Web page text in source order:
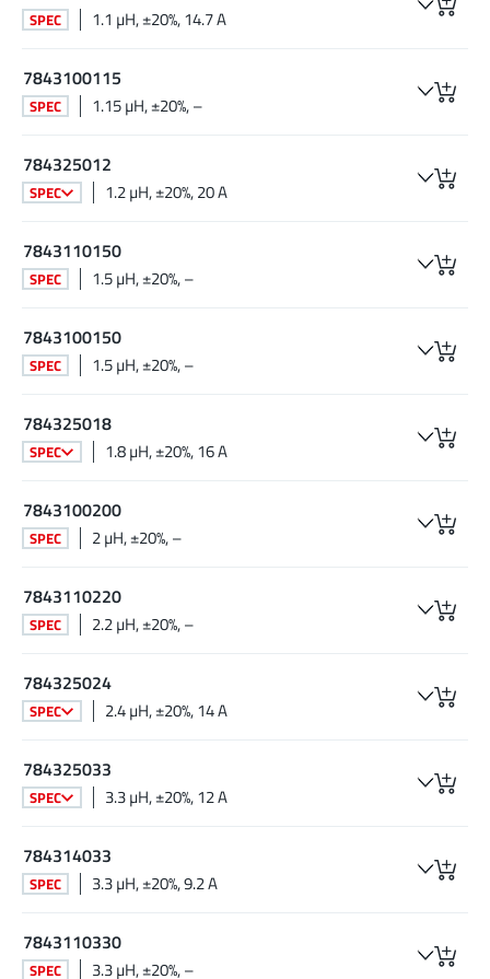
SPEC 1.1 µH, ±20%, 14.7 A
7843100115
SPEC 1.15 µH, ±20%, –
784325012
SPEC 1.2 µH, ±20%, 20 A
7843110150
SPEC 1.5 µH, ±20%, –
7843100150
SPEC 1.5 µH, ±20%, –
784325018
SPEC 1.8 µH, ±20%, 16 A
7843100200
SPEC 2 µH, ±20%, –
7843110220
SPEC 2.2 µH, ±20%, –
784325024
SPEC 2.4 µH, ±20%, 14 A
784325033
SPEC 3.3 µH, ±20%, 12 A
784314033
SPEC 3.3 µH, ±20%, 9.2 A
7843110330
SPEC 3.3 µH, ±20%, –